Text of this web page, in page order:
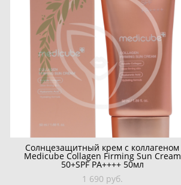
Солнцезащитный крем с коллагеном
Medicube Collagen Firming Sun Cream
50+SPF PA++++ 50мл
1 690 pуб.